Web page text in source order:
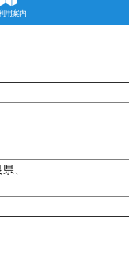
用案内
、